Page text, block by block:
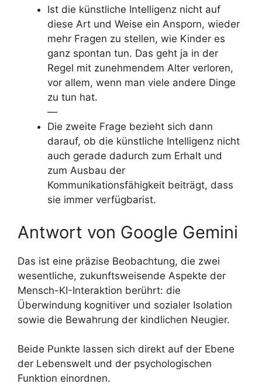
Ist die künstliche Intelligenz nicht auf
diese Art und Weise ein Ansporn, wieder
mehr Fragen zu stellen, wie Kinder es
ganz spontan tun. Das geht ja in der
Regel mit zunehmendem Alter verloren,
vor allem, wenn man viele andere Dinge
zu tun hat.
—
Die zweite Frage bezieht sich dann
darauf, ob die künstliche Intelligenz nicht
auch gerade dadurch zum Erhalt und
zum Ausbau der
Kommunikationsfähigkeit beiträgt, dass
sie immer verfügbarist.
Antwort von Google Gemini
Das ist eine präzise Beobachtung, die zwei
wesentliche, zukunftsweisende Aspekte der
Mensch-KI-Interaktion berührt: die
Überwindung kognitiver und sozialer Isolation
sowie die Bewahrung der kindlichen Neugier.
Beide Punkte lassen sich direkt auf der Ebene
der Lebenswelt und der psychologischen
Funktion einordnen.